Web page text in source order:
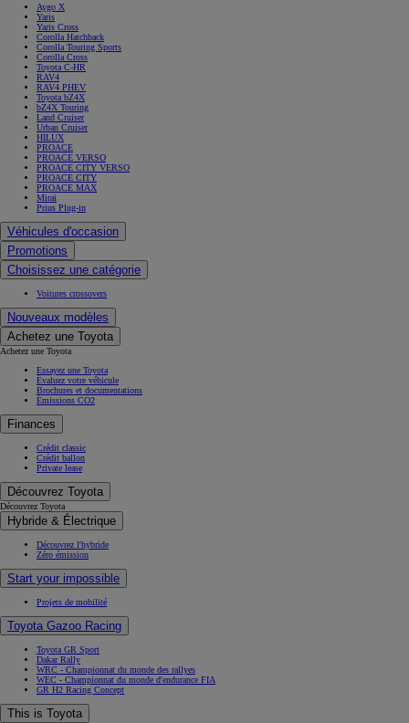
Aygo X
Yaris
Yaris Cross
Corolla Hatchback
Corolla Touring Sports
Corolla Cross
Toyota C-HR
RAV4
RAV4 PHEV
Toyota bZ4X
bZ4X Touring
Land Cruiser
Urban Cruiser
HILUX
PROACE
PROACE VERSO
PROACE CITY VERSO
PROACE CITY
PROACE MAX
Mirai
Prius Plug-in
Véhicules d'occasion
Promotions
Choisissez une catégorie
Voitures crossovers
Nouveaux modèles
Achetez une Toyota
Achetez une Toyota
Essayez une Toyota
Évaluez votre véhicule
Brochures et documentations
Émissions CO2
Finances
Crédit classic
Crédit ballon
Private lease
Découvrez Toyota
Découvrez Toyota
Hybride & Électrique
Découvrez l'hybride
Zéro émission
Start your impossible
Projets de mobilité
Toyota Gazoo Racing
Toyota GR Sport
Dakar Rally
WRC - Championnat du monde des rallyes
WEC - Championnat du monde d'endurance FIA
GR H2 Racing Concept
This is Toyota